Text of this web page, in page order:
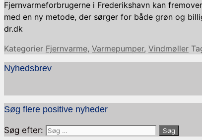
Fjernvarmeforbrugerne i Frederikshavn kan
med en ny metode, der sørger for både grøn og
dr.dk
Kategorier Fjernvarme, Varmepumper, Vindmøller
Nyhedsbrev
Søg flere positive nyheder
Søg efter: